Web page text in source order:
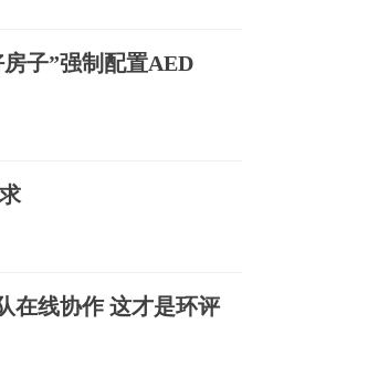
子”强制配置AED
在线协作 这才是环评